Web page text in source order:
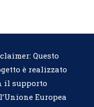
Questo
è realizzato
il supporto
Europea